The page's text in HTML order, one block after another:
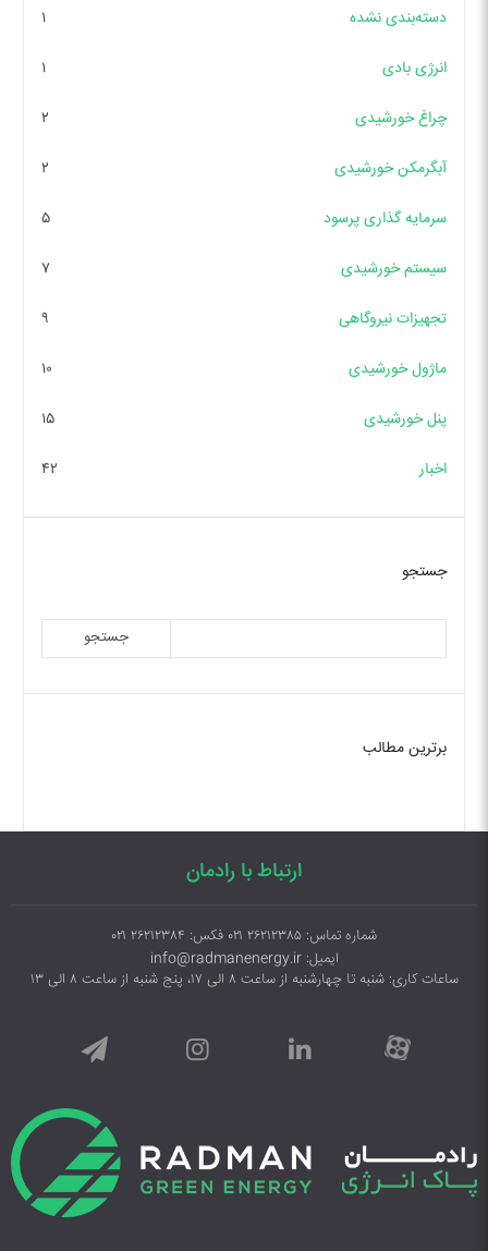
دسته‌بندی نشده ۱
انرژی بادی ۱
چراغ خورشیدی ۲
آبگرمکن خورشیدی ۲
سرمایه گذاری پرسود ۵
سیستم خورشیدی ۷
تجهیزات نیروگاهی ۹
ماژول خورشیدی ۱۰
پنل خورشیدی ۱۵
اخبار ۴۲
جستجو
جستجو
برترین مطالب
ارتباط با رادمان
شماره تماس: ۲۶۲۱۲۳۸۵ ۰۲۱ فکس: ۲۶۲۱۲۳۸۴ ۰۲۱
ایمیل: info@radmanenergy.ir
ساعات کاری: شنبه تا چهارشنبه از ساعت ۸ الی ۱۷، پنج شنبه از ساعت ۸ الی ۱۳